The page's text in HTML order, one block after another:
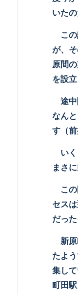
いたの
この
が、
原間
を設
途中
なん
す（前
いく
まさ
この
セス
だった
新原
たよ
集し
町田